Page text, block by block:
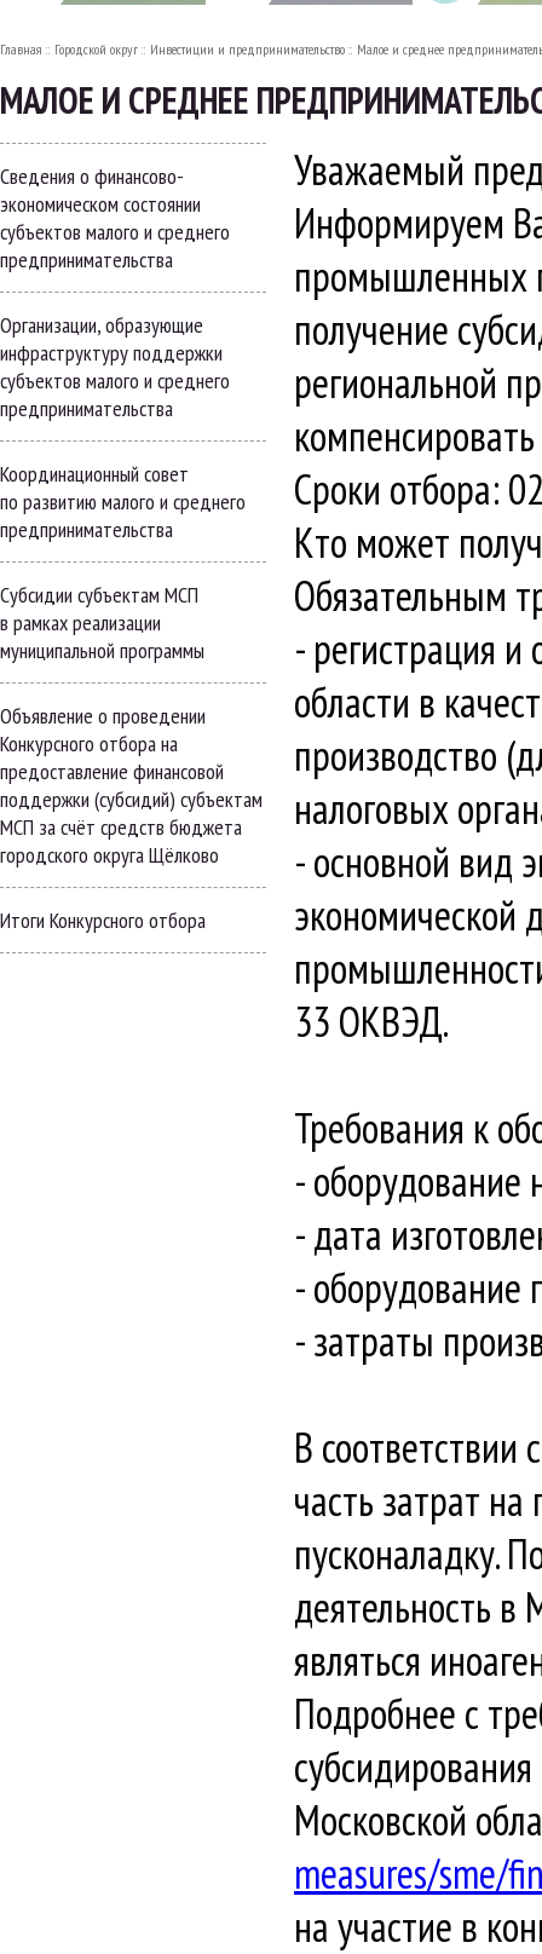
Главная Городской округ Инвестиции и предпринимательство Малое и среднее
МАЛОЕ И СРЕДНЕЕ
Сведения о финансово-
экономическом состоянии
субъектов малого и среднего
предпринимательства
Организации, образующие
инфраструктуру поддержки
субъектов малого и среднего
предпринимательства
Координационный совет
по развитию малого и среднего
предпринимательства
Субсидии субъектам МСП
в рамках реализации
муниципальной программы
Объявление о проведении
Конкурсного отбора на
предоставление финансовой
поддержки (субсидий) субъектам
МСП за счёт средств бюджета
городского округа Щёлково
Итоги Конкурсного отбора
Уважаемый
Информируем
промышленных
получение
региональной
Сроки отбора:
Кто может
Обязательным
- регистрация
области в
производство
налоговых
- основной вид
экономической
33 ОКВЭД.
Требования к
- оборудование
- дата
- оборудование
- затраты
В
часть затрат
пусконаладку.
деятельность в
являться
Подробнее с
Московской
measures/sme/
на участие в